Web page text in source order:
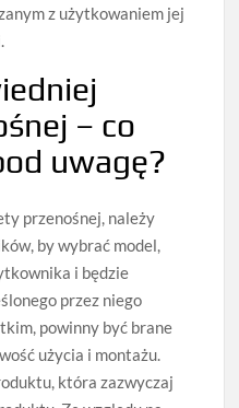
z użytkowaniem jej
– co
uwagę?
przenośnej, należy
by wybrać model,
i będzie
przez niego
powinny być brane
użycia i montażu.
która zazwyczaj